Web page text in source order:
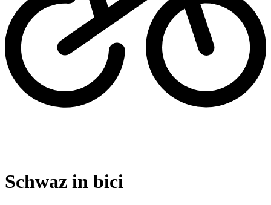
Schwaz in bici